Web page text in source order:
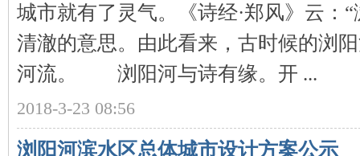
城市就有了灵气。《诗经·郑风》云：
清澈的意思。由此看来，古时候的浏
河流。 浏阳河与诗有缘。开 ...
2018-3-23 08:56
浏阳河滨水区总体城市设计方案公示